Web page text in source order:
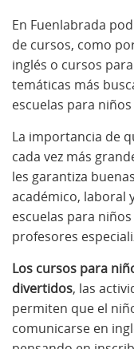
En Fuenlabrada
de cursos, como
inglés o cursos
temáticas más
escuelas para
La importancia de
cada vez más
les garantiza
académico, laboral
escuelas para
profesores
Los cursos para
divertidos, las
permiten que el
comunicarse en